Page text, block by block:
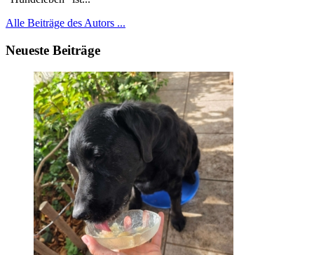
Alle Beiträge des Autors ...
Neueste Beiträge